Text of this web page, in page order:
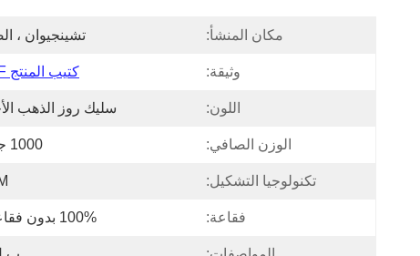
مكان المنشأ: تشينجيوان ،
وثيقة: كتيب المنتج PDF
اللون: سليك روز الذهب
الوزن الصافي: 1000 جرام
تكنولوجيا التشكيل:
فقاعة: 100% بدون فقاعات